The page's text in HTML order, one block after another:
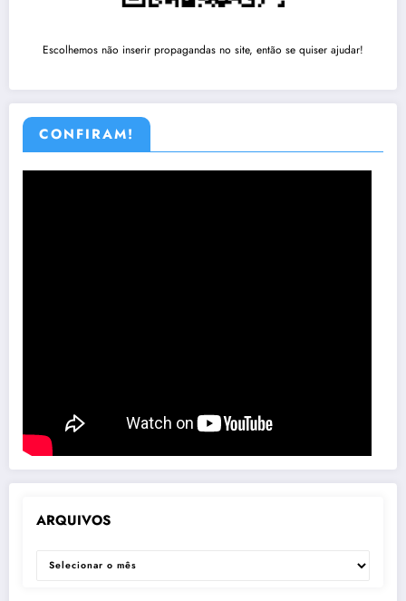
Escolhemos não inserir propagandas no site, então se quiser ajudar!
CONFIRAM!
ARQUIVOS
ARQUIVOS